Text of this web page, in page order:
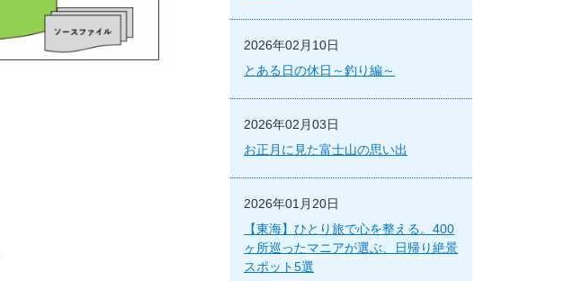
2026年02月10日
とある日の休日～釣り編～
2026年02月03日
お正月に見た富士山の思い出
2026年01月20日
【東海】ひとり旅で心を整える。400
ヶ所巡ったマニアが選ぶ、日帰り絶景
スポット5選